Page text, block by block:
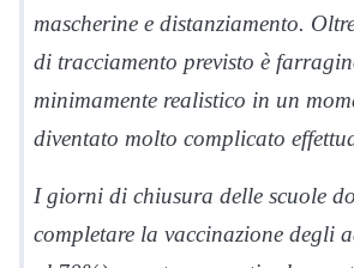
mascherine e distanziamento.
di tracciamento previsto è
minimamente realistico in un
diventato molto complicato
I giorni di chiusura delle scuole
completare la vaccinazione degli